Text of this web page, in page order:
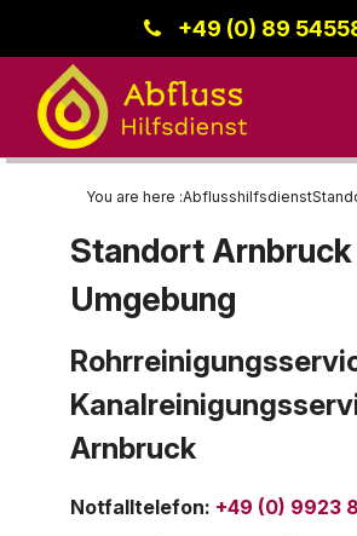
+49 (0) 89
Unsere Leistungen
Standorte
Kontakt
Impressum
You are here :Abflusshilfsdienst
Standort Arnbruck
Umgebung
Arnbruck
Notfalltelefon: +49 (0) 9923